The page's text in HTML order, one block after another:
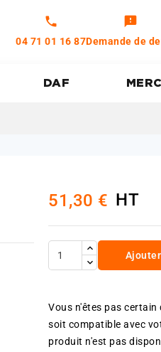
call
04 71 01 16 87
feedback
Demande de
DAF
51,30 € HT
Vous n'êtes pas certain
soit compatible avec
produit n'est pas